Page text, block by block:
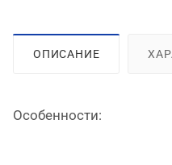
ОПИСАНИЕ
Особенности: